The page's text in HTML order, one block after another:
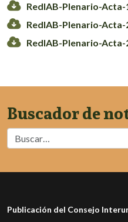
RedIAB-Plenario-Acta-
RedIAB-Plenario-Acta-
RedIAB-Plenario-Acta-
Buscador de
Publicación del Consejo